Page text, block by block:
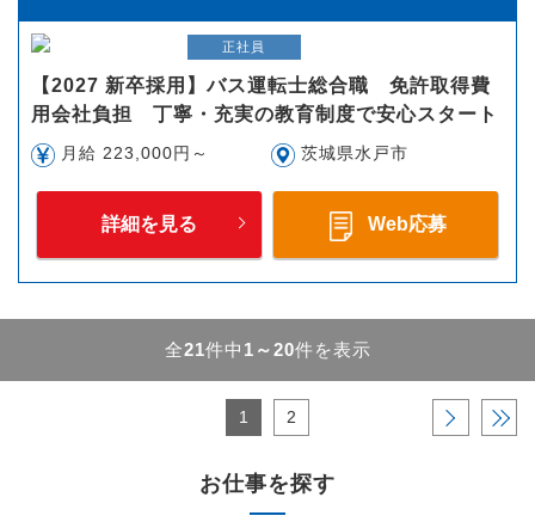
正社員
【2027 新卒採用】バス運転士総合職 免許取得費
用会社負担 丁寧・充実の教育制度で安心スタート
月給 223,000円～ 茨城県水戸市
詳細を見る Web応募
全21件中 1～20件を表示
1 2 › »
お仕事を探す